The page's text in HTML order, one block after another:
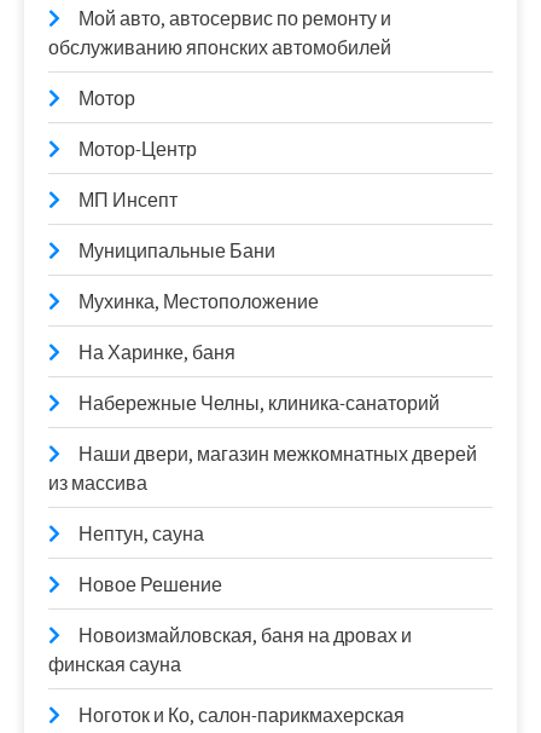
Мой авто, автосервис по ремонту и
обслуживанию японских автомобилей
Мотор
Мотор-Центр
МП Инсепт
Муниципальные Бани
Мухинка, Местоположение
На Харинке, баня
Набережные Челны, клиника-санаторий
Наши двери, магазин межкомнатных дверей
из массива
Нептун, сауна
Новое Решение
Новоизмайловская, баня на дровах и
финская сауна
Ноготок и Ко, салон-парикмахерская